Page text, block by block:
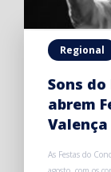
Regional
Sons
abrem
Valença
As Festas do